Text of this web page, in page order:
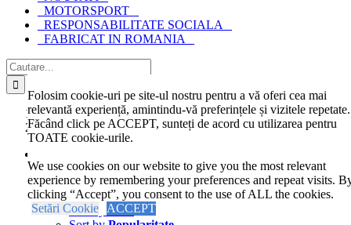
MOTORSPORT
RESPONSABILITATE SOCIALA
FABRICAT IN ROMANIA
Cautare...
Acasa
detergent injectie extractie
Sort byOrdine implicita
Sort byNume
Sort byPret
Sort byData
Folosim cookie-uri pe site-ul nostru pentru a vă oferi cea mai
relevantă experiență, amintindu-vă preferințele și vizitele repetate.
Făcând click pe ACCEPT, sunteți de acord cu utilizarea pentru
TOATE cookie-urile.
We use cookies on our website to give you the most relevant
experience by remembering your preferences and repeat visits.
clicking “Accept”, you consent to the use of ALL the cookies.
Setări Cookie
ACCEPT